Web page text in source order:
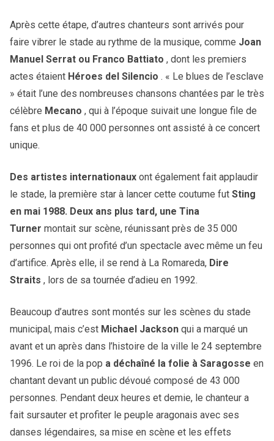
Après cette étape, d’autres chanteurs sont arrivés pour
faire vibrer le stade au rythme de la musique, comme Joan
Manuel Serrat ou Franco Battiato , dont les premiers
actes étaient Héroes del Silencio . « Le blues de l’esclave
» était l’une des nombreuses chansons chantées par le très
célèbre Mecano , qui à l’époque suivait une longue file de
fans et plus de 40 000 personnes ont assisté à ce concert
unique.
Des artistes internationaux ont également fait applaudir
le stade, la première star à lancer cette coutume fut Sting
en mai 1988. Deux ans plus tard, une Tina
Turner montait sur scène, réunissant près de 35 000
personnes qui ont profité d’un spectacle avec même un feu
d’artifice. Après elle, il se rend à La Romareda, Dire
Straits , lors de sa tournée d’adieu en 1992.
Beaucoup d’autres sont montés sur les scènes du stade
municipal, mais c’est Michael Jackson qui a marqué un
avant et un après dans l’histoire de la ville le 24 septembre
1996. Le roi de la pop a déchaîné la folie à Saragosse en
chantant devant un public dévoué composé de 43 000
personnes. Pendant deux heures et demie, le chanteur a
fait sursauter et profiter le peuple aragonais avec ses
danses légendaires, sa mise en scène et les effets